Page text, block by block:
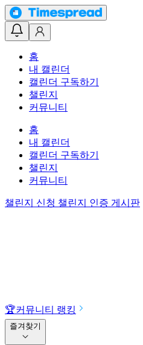
홈
내 캘린더
캘린더 구독하기
챌린지
커뮤니티
홈
내 캘린더
캘린더 구독하기
챌린지
커뮤니티
챌린지 신청 챌린지 인증 게시판
🏆커뮤니티 랭킹
즐겨찾기